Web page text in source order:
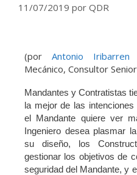
11/07/2019 por QDR
(porAntonio Iribarren
Mecánico, Consultor Senior
Mandantes y Contratistas
la mejor de las
el Mandante quiere ver
Ingeniero desea plasmar
su diseño, los
gestionar los objetivos de
seguridad del Mandante, y